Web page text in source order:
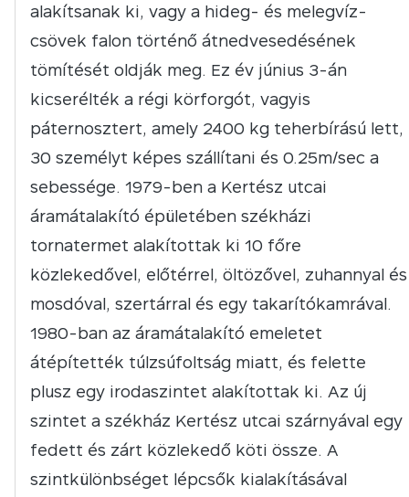
alakítsanak ki, vagy a hideg- és melegvíz-
csövek falon történő átnedvesedésének
tömítését oldják meg. Ez év június 3-án
kicserélték a régi körforgót, vagyis
páternosztert, amely 2400 kg teherbírású lett,
30 személyt képes szállítani és 0.25m/sec a
sebessége. 1979-ben a Kertész utcai
áramátalakító épületében székházi
tornatermet alakítottak ki 10 főre
közlekedővel, előtérrel, öltözővel, zuhannyal és
mosdóval, szertárral és egy takarítókamrával.
1980-ban az áramátalakító emeletet
átépítették túlzsúfoltság miatt, és felette
plusz egy irodaszintet alakítottak ki. Az új
szintet a székház Kertész utcai szárnyával egy
fedett és zárt közlekedő köti össze. A
szintkülönbséget lépcsők kialakításával